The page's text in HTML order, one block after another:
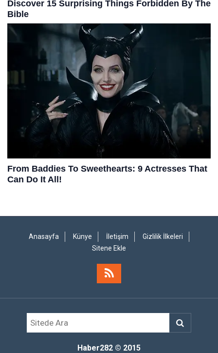
Anasayfa Künye İletişim
Gizlilik İlkeleri
Sitene Ekle
Haber282 © 2015